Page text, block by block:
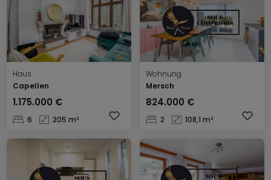
Haus
Capellen
1.175.000 €
6 205 m²
Wohnung
Mersch
824.000 €
2 108,1 m²